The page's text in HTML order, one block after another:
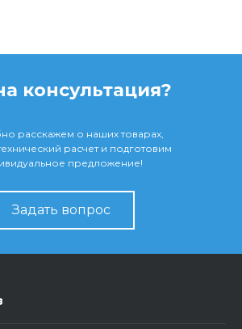
консультация?
расскажем о наших товарах,
расчет и подготовим
предложение!
Задать вопрос